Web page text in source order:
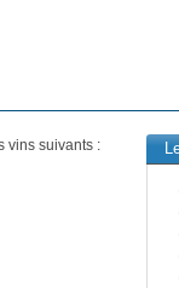
vins suivants :